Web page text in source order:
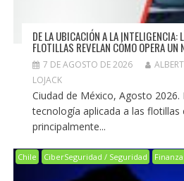
DE LA UBICACIÓN A LA INTELIGENCIA:
FLOTILLAS REVELAN CÓMO OPERA UN
7 DE AGOSTO DE 2026
LOJACK
Ciudad de México, Agosto
tecnología aplicada a las flotillas
principalmente...
Chile CiberSeguridad / Seguridad